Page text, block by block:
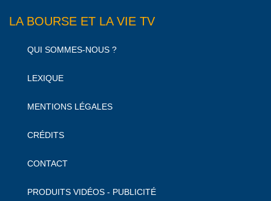
LA BOURSE ET LA VIE TV
QUI SOMMES-NOUS ?
LEXIQUE
MENTIONS LÉGALES
CRÉDITS
CONTACT
PRODUITS VIDÉOS - PUBLICITÉ